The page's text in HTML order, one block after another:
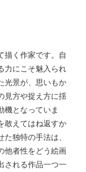
描く作家です。自
力にこそ魅入られ
光景が、思いもか
見方や捉え方に揺
機となっていま
敢えてはね返すか
独特の手法は、
他者性をどう絵画
される作品一つ一